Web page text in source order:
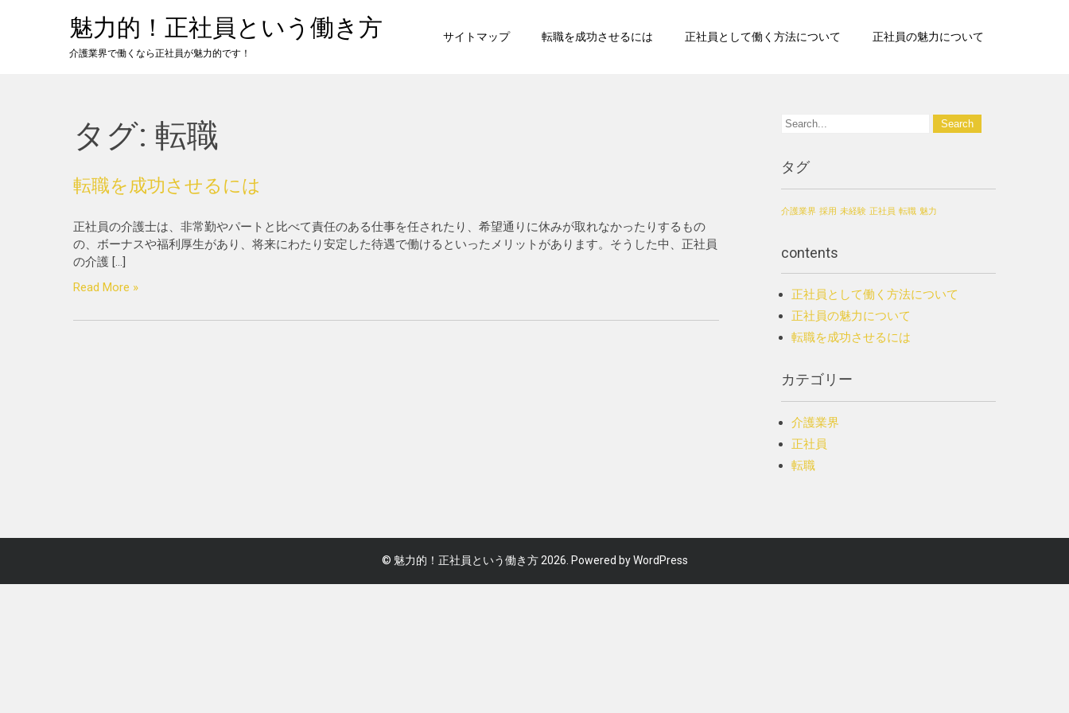
魅力的！正社員という働き方
介護業界で働くなら正社員が魅力的です！
サイトマップ 転職を成功させるには 正社員として働く方法について 正社員の魅力について
タグ: 転職
転職を成功させるには
正社員の介護士は、非常勤やパートと比べて責任のある仕事を任されたり、希望通りに休みが取れなかったりするもの
の、ボーナスや福利厚生があり、将来にわたり安定した待遇で働けるといったメリットがあります。そうした中、正社員
の介護 […]
Read More »
タグ
介護業界 採用 未経験 正社員 転職 魅力
contents
正社員として働く方法について
正社員の魅力について
転職を成功させるには
カテゴリー
介護業界
正社員
転職
© 魅力的！正社員という働き方2026. Powered by WordPress